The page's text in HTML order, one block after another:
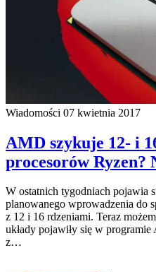
Wiadomości 07 kwietnia 2017
AMD szykuje 12- i
procesorów Ryzen?
W ostatnich tygodniach pojawia
planowanego wprowadzenia do
z 12 i 16 rdzeniami. Teraz
układy pojawiły się w
z…